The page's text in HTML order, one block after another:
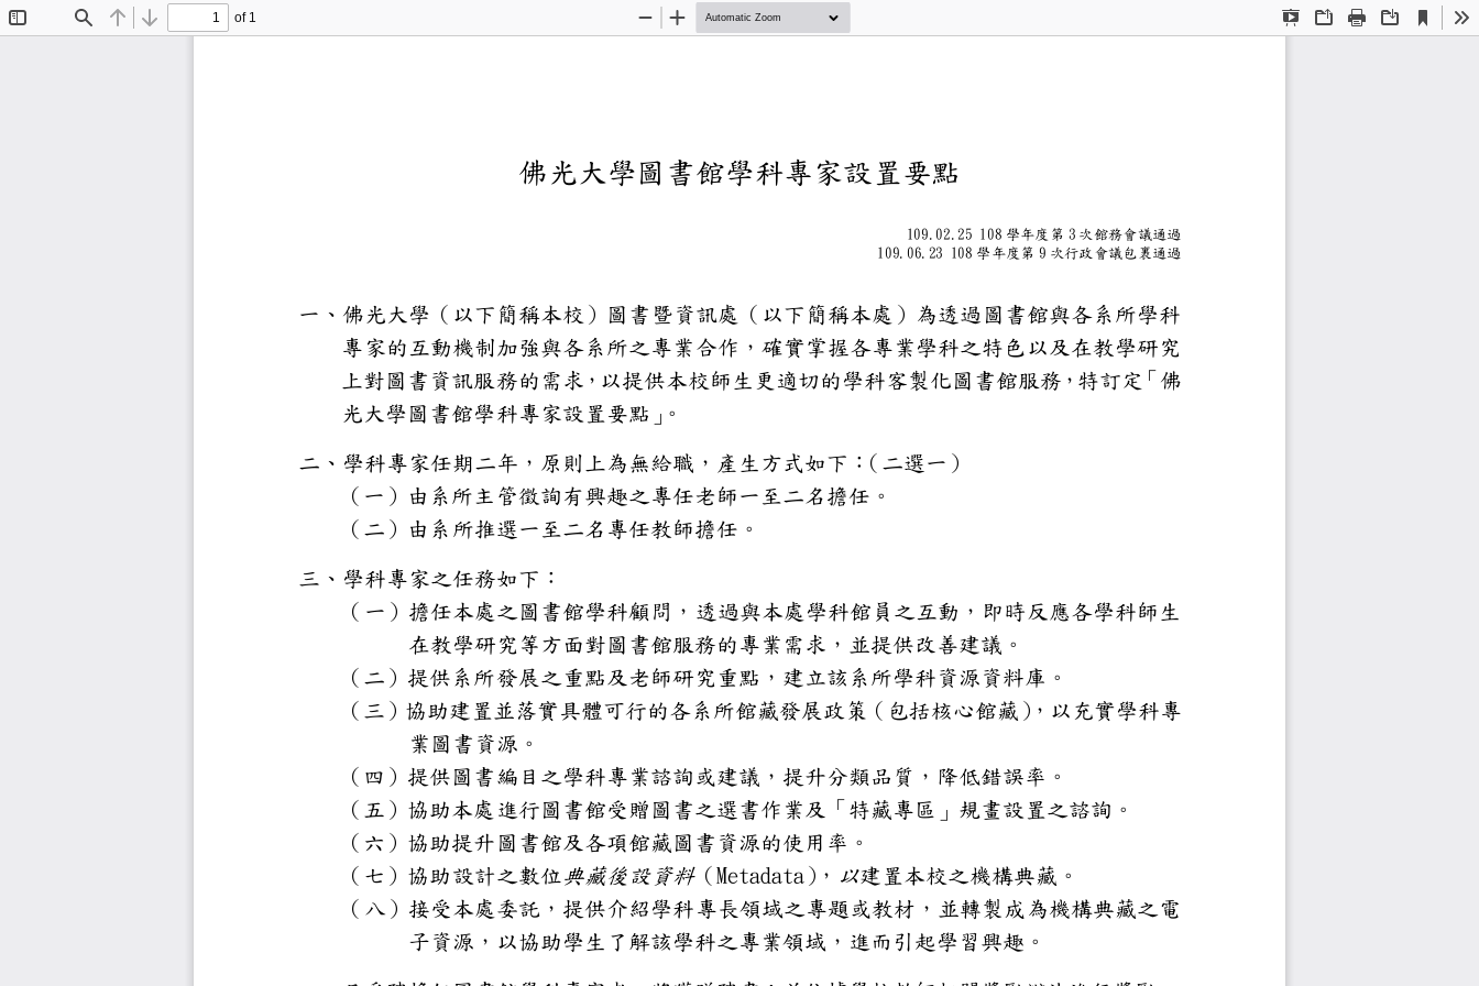
Find Previous
Next
of 1
Presentation
OpenPrint Download
Current
View
Zoom
Zoom
佛光大學圖書館學科專家設置要點
109.02.25 10
8 學年度第
3 次館務會議通過
109.06.23 108
學年度第
9 次行政會議包裹通過
一、佛光大學（以下簡稱本校）圖書暨資訊處（以下簡稱本處）為透過圖書館
專家的互動機制加強與各系所之專業合作，確實掌握各專業學科之特色以及
上對圖書資訊服務的需求，以提供本校師生更適切的學科客製化圖書館服務
「佛
光大學圖書館學科專家設置要點」
。
二、學科專家任期二年，原則上為無給職，產生方式如下：
（二選一）
（一）由系所主管徵詢有興趣之專任老師一至二名擔任。
（二）由系所推選一至二名專任教師擔任。
三、學科專家之任務如下：
（一）擔任本處之圖書館學科顧問，透過與本處學科館員之互動，即時反應
在教學研究等方面對圖書館服務的專業需求，並提供改善建議。
（二）提供系所發展之重點及老師研究重點，建立該系所學科資源資料庫。
（三）協助建置並落實具體可行的各系所館藏發展政策（包括核心館藏）
，以充實學科專
業圖書資源。
（四）提供圖書編目之學科專業諮詢或建議，提升分類品質，降低錯誤率。
（五）協助本處進行圖書館受贈圖書之選書作業及「特藏專區」規畫設置之諮詢。
（六）協助提升圖
書館及各項
館藏圖書資源的使用
率。
（七）協助設計之數位
典藏後設資料
（ Metadata
）
， 以建置本校之機構典藏。
（八）接受本處委託，提供介紹學科專長領域之專題或教材，並轉製成為機
子資源，以協助學生了解該學科之專業領域，進而引起學習興趣。